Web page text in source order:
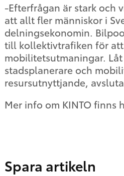
-Efterfrågan är stark och
att allt fler människor i
delningsekonomin.
till kollektivtrafiken för
mobilitetsutmaningar.
stadsplanerare och
resursutnyttjande,
Mer info om KINTO finns
Spara artikeln